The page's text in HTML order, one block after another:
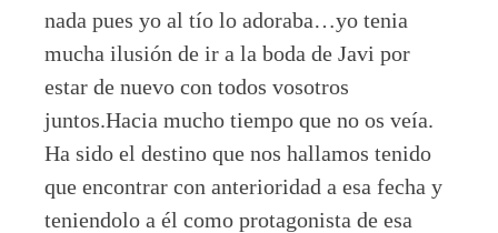
nada pues yo al tío lo adoraba…yo tenia
mucha ilusión de ir a la boda de Javi por
estar de nuevo con todos vosotros
juntos.Hacia mucho tiempo que no os veía.
Ha sido el destino que nos hallamos tenido
que encontrar con anterioridad a esa fecha y
teniendolo a él como protagonista de esa